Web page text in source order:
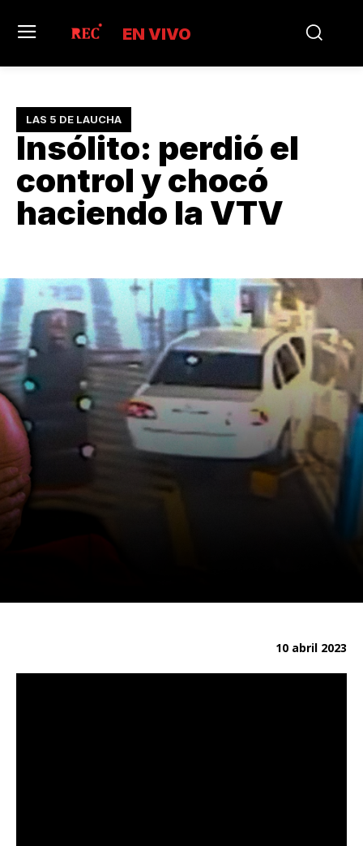
EN VIVO
LAS 5 DE LAUCHA
Insólito: perdió el
control y chocó
haciendo la VTV
10 abril 2023